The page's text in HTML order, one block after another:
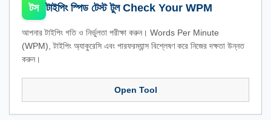
টস টাইপিং স্পিড টেস্ট টুল Check Your WPM
আপনার টাইপিং গতি ও নির্ভুলতা পরীক্ষা করুন। Words Per Minute
(WPM), টাইপিং অ্যাকুরেসি এবং পারফরম্যান্স বিশ্লেষণ করে নিজের দক্ষতা উন্নত
করুন।
Open Tool